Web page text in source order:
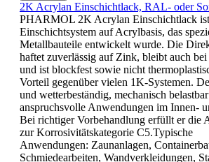
2K Acrylan Einschichtlack, RAL- oder
PHARMOL 2K Acrylan Einschichtlack
Einschichtsystem auf Acrylbasis, das
Metallbauteile entwickelt wurde. Die
haftet zuverlässig auf Zink, bleibt auch
und ist blockfest sowie nicht
Vorteil gegenüber vielen 1K-Systemen.
und wetterbeständig, mechanisch
anspruchsvolle Anwendungen im Innen-
Bei richtiger Vorbehandlung erfüllt er die
zur Korrosivitätskategorie C5.Typische
Anwendungen: Zaunanlagen,
Schmiedearbeiten, Wandverkleidungen,